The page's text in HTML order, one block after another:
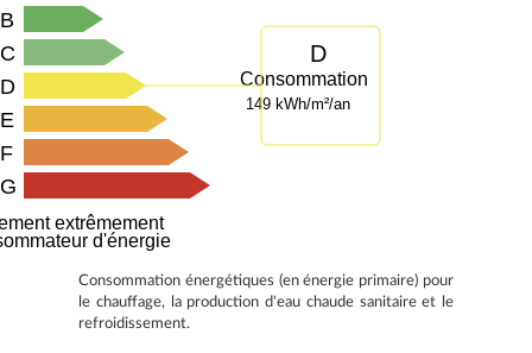
B
C
D
Consommation
149 kWh/m²/an
D
E
F
G
extrêmement
d'énergie
Consommation énergétiques (en énergie primaire) pour
le chauffage, la production d'eau chaude sanitaire et le
refroidissement.